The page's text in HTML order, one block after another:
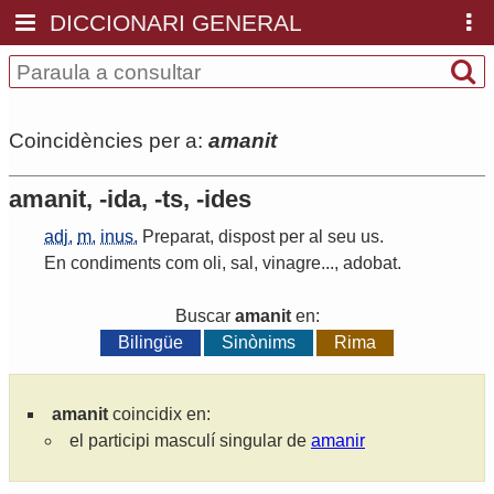
DICCIONARI GENERAL
Coincidències per a: amanit
amanit, -ida, -ts, -ides
adj. m. inus. Preparat, dispost per al seu us.
En condiments com oli, sal , vinagre..., adobat.
Buscar amaniten:
Bilingüe
Sinònims Rima
amanit coincidix en:
el participi masculí singular de amanir